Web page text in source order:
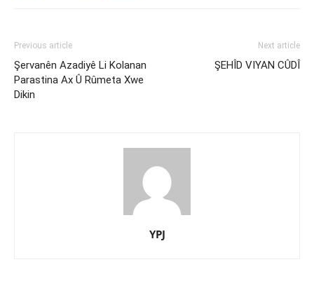
Previous article
Şervanên Azadiyê Li Kolanan
Parastina Ax Û Rûmeta Xwe
Dikin
Next article
ŞEHÎD VIYAN CÛDÎ
YPJ